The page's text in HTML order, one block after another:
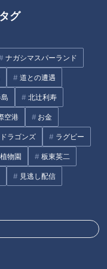
グ
ナガシマスパーランド
道との遭遇
北辻利寿
空港 お金
ドラゴンズ ラグビー
物園 板東英二
見逃し配信
藤愛 愛されフード
番組。毎週月～金曜 午
放送）。